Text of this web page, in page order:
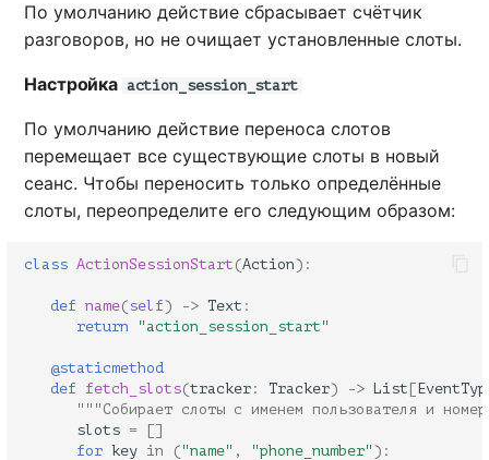
По умолчанию действие сбрасывает счётчик
разговоров, но не очищает установленные слоты.
Настройка action_session_start
По умолчанию действие переноса слотов
перемещает все существующие слоты в новый
сеанс. Чтобы переносить только определённые
слоты, переопределите его следующим образом:
class ActionSessionStart (Action):
def name( self) -> Text :
return
"action_session_start"
@staticmethod
def
fetch_slots(tracker : Tracker) -> List [
"""Собирает слоты с именем пользователя и
slots =
[]
for key in ( "name" , "phone_number"):